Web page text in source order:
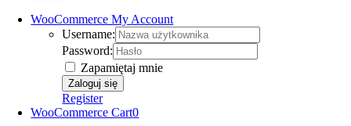
WooCommerce My Account
Username:
Password:
Zapamiętaj mnie
Register
WooCommerce Cart0